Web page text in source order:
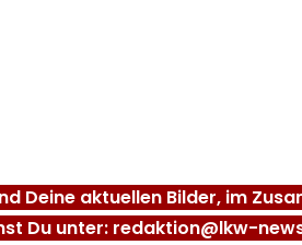
Deine aktuellen Bilder, im
Du unter: redaktion@lkw-